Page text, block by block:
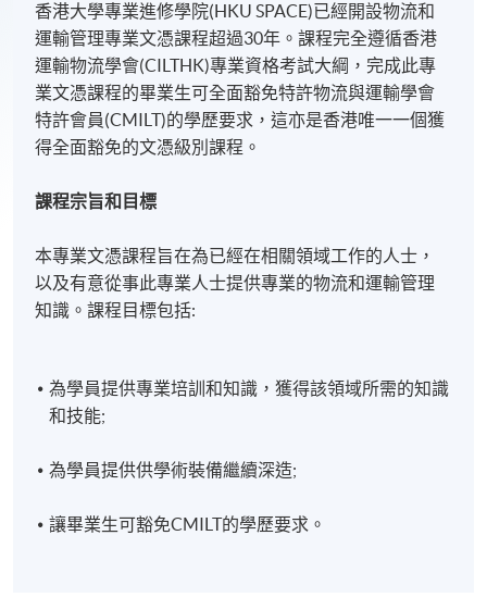
香港大學專業進修學院(HKU SPACE)已經開設物流和
運輸管理專業文憑課程超過30年。課程完全遵循香港
運輸物流學會(CILTHK)專業資格考試大綱，完成此專
業文憑課程的畢業生可全面豁免特許物流與運輸學會
特許會員(CMILT)的學歷要求，這亦是香港唯一一個獲
得全面豁免的文憑級別課程。
課程宗旨和目標
本專業文憑課程旨在為已經在相關領域工作的人士，
以及有意從事此專業人士提供專業的物流和運輸管理
知識。課程目標包括:
為學員提供專業培訓和知識，獲得該領域所需的知識
和技能;
為學員提供供學術裝備繼續深造;
讓畢業生可豁免CMILT的學歷要求。